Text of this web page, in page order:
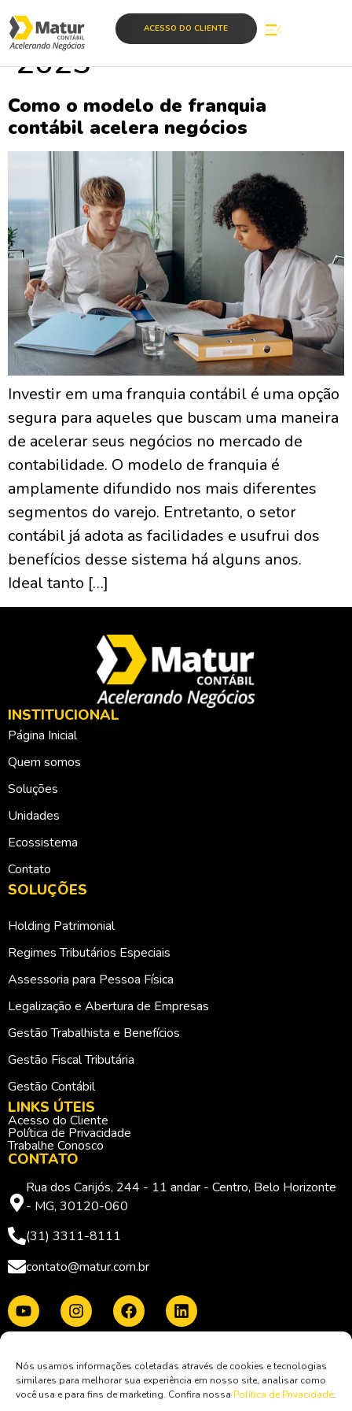
Nós usamos informações coletadas através de cookies e tecnologias
similares para melhorar sua experiência em nosso site, analisar como
você usa e para fins de marketing. Confira nossa Política de Privacidade.
ACESSO DO CLIENTE
Dia:18 de janeiro de
2023
Como o modelo de franquia
contábil acelera negócios
Investir em uma franquia contábil é uma opção
segura para aqueles que buscam uma maneira
de acelerar seus negócios no mercado de
contabilidade. O modelo de franquia é
amplamente difundido nos mais diferentes
segmentos do varejo. Entretanto, o setor
contábil já adota as facilidades e usufrui dos
benefícios desse sistema há alguns anos.
Ideal tanto […]
INSTITUCIONAL
Página Inicial
Quem somos
Soluções
Unidades
Ecossistema
Contato
SOLUÇÕES
Holding Patrimonial
Regimes Tributários Especiais
Assessoria para Pessoa Física
Legalização e Abertura de Empresas
Gestão Trabalhista e Benefícios
Gestão Fiscal Tributária
Gestão Contábil
LINKS ÚTEIS
Acesso do Cliente
Política de Privacidade
Trabalhe Conosco
CONTATO
Rua dos Carijós, 244 - 11 andar - Centro, Belo Horizonte
- MG, 30120-060
(31) 3311-8111
contato@matur.com.br